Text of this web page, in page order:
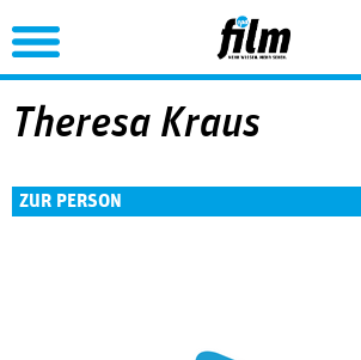
Jump to Navigation
Theresa Kraus
ZUR PERSON